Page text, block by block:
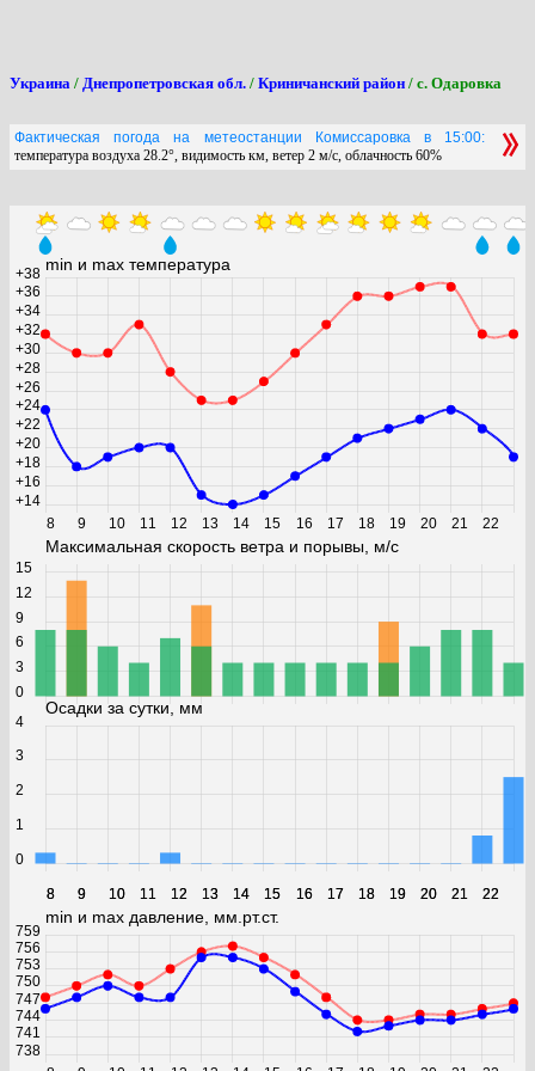
Украина / Днепропетровская обл. / Криничанский район / с. Одаровка
Фактическая погода на метеостанции Комиссаровка в 15:00:
температура воздуха 28.2°, видимость км, ветер 2 м/с, облачность 60%
min и max температура
8 9 10 11 12 13 14 15 16 17 18 19 20 21 22
+14
+16
+18
+20
+22
+24
+26
+28
+30
+32
+34
+36
+38
Максимальная скорость ветра и порывы, м/с
8 9 10 11 12 13 14 15 16 17 18 19 20 21 22
0
3
6
9
12
15
Осадки за сутки, мм
8 9 10 11 12 13 14 15 16 17 18 19 20 21 22
0
1
2
3
4
min и max давление, мм.рт.ст.
738
741
744
747
750
753
756
759